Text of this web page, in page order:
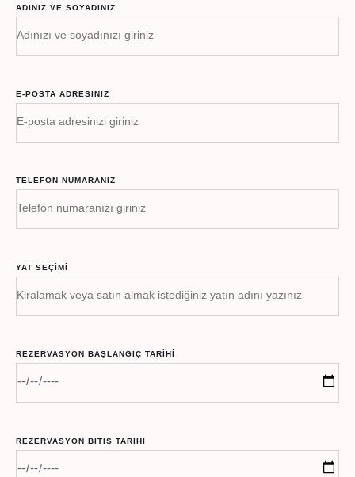
ADINIZ VE SOYADINIZ
E-POSTA ADRESINIZ
TELEFON NUMARANIZ
YAT SEÇIMI
REZERVASYON BAŞLANGIÇ TARIHI
REZERVASYON BITIŞ TARIHI